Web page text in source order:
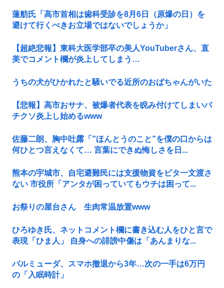
蓮舫氏「高市首相は歯科受診を8月6日（原爆の日）を
避けて行くべきお立場ではないでしょうか」
【超絶悲報】東科大医学部卒の美人YouTuberさん、直
美でコメント欄が炎上してしまう…
うちの犬がひかれたと騒いでる近所のおばちゃんがいた
【悲報】高市おサナ、被爆者代表を睨み付けてしまいバ
チクソ炎上し始めるwww
佐藤二朗、胸中吐露「”ほんとうのこと”を僕の口からは
何ひとつ言えなくて… 言葉にできぬ悔しさを日...
熊本の宇城市、自宅避難民には支援物資をビタ一文渡さ
ない 市役所「アンタが困っていてもウチは困って...
お祭りの屋台さん 生肉常温放置www
ひろゆき氏、ネットコメント欄に書き込む人をひと言で
表現「ひま人」 自身への誹謗中傷は「あんまりな...
バルミューダ、スマホ撤退から3年…次の一手は6万円
の「入眠時計」